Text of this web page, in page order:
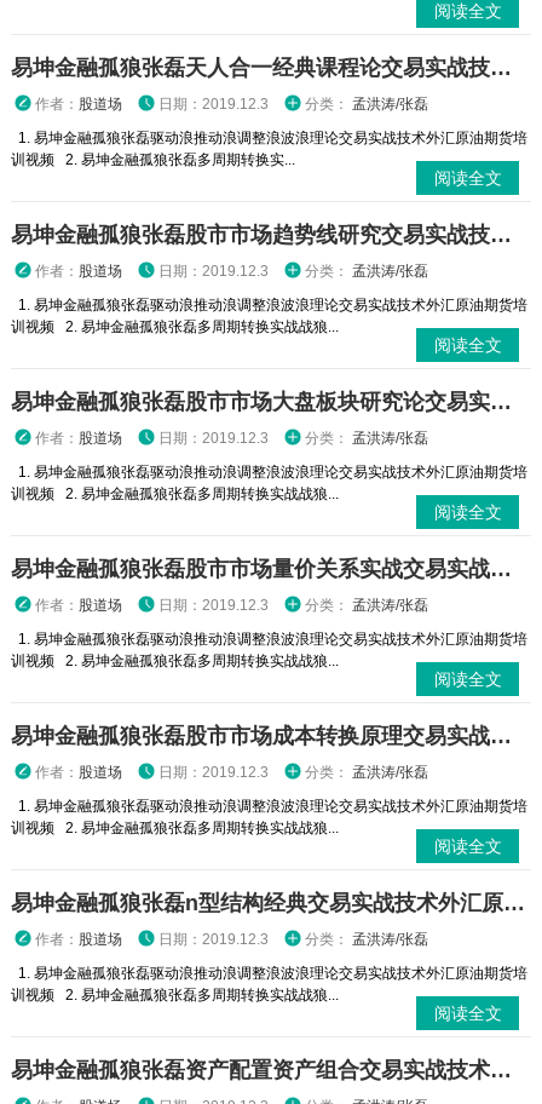
阅读全文
易坤金融孤狼张磊天人合一经典课程论交易实战技术外汇原油期货培训视频
作者： 股道场 日期：2019.12.3 分类： 孟洪涛/张磊
1. 易坤金融孤狼张磊驱动浪推动浪调整浪波浪理论交易实战技术外汇原油期货培
训视频 2. 易坤金融孤狼张磊多周期转换实...
阅读全文
易坤金融孤狼张磊股市市场趋势线研究交易实战技术外汇原油期货培训视频
作者： 股道场 日期：2019.12.3 分类： 孟洪涛/张磊
1. 易坤金融孤狼张磊驱动浪推动浪调整浪波浪理论交易实战技术外汇原油期货培
训视频 2. 易坤金融孤狼张磊多周期转换实战战狼...
阅读全文
易坤金融孤狼张磊股市市场大盘板块研究论交易实战技术外汇原油期货培训视频
作者： 股道场 日期：2019.12.3 分类： 孟洪涛/张磊
1. 易坤金融孤狼张磊驱动浪推动浪调整浪波浪理论交易实战技术外汇原油期货培
训视频 2. 易坤金融孤狼张磊多周期转换实战战狼...
阅读全文
易坤金融孤狼张磊股市市场量价关系实战交易实战技术外汇原油期货培训视频
作者： 股道场 日期：2019.12.3 分类： 孟洪涛/张磊
1. 易坤金融孤狼张磊驱动浪推动浪调整浪波浪理论交易实战技术外汇原油期货培
训视频 2. 易坤金融孤狼张磊多周期转换实战战狼...
阅读全文
易坤金融孤狼张磊股市市场成本转换原理交易实战技术外汇原油期货培训视频
作者： 股道场 日期：2019.12.3 分类： 孟洪涛/张磊
1. 易坤金融孤狼张磊驱动浪推动浪调整浪波浪理论交易实战技术外汇原油期货培
训视频 2. 易坤金融孤狼张磊多周期转换实战战狼...
阅读全文
易坤金融孤狼张磊n型结构经典交易实战技术外汇原油期货培训视频
作者： 股道场 日期：2019.12.3 分类： 孟洪涛/张磊
1. 易坤金融孤狼张磊驱动浪推动浪调整浪波浪理论交易实战技术外汇原油期货培
训视频 2. 易坤金融孤狼张磊多周期转换实战战狼...
阅读全文
易坤金融孤狼张磊资产配置资产组合交易实战技术外汇原油期货培训视频